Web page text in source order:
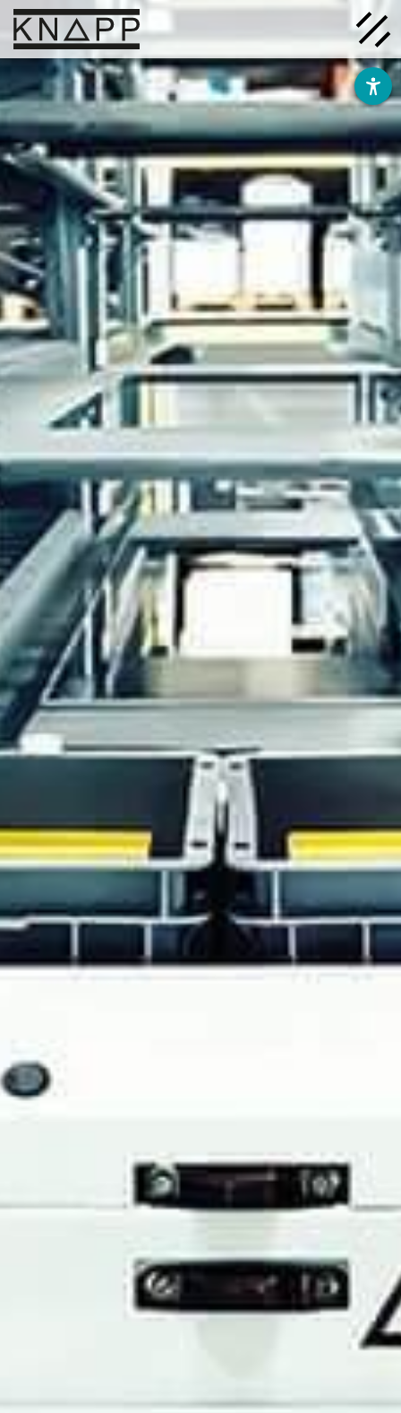
Afficher
contenu
Solutions
Entreprise
Savoir
Carrière
Évènements
News